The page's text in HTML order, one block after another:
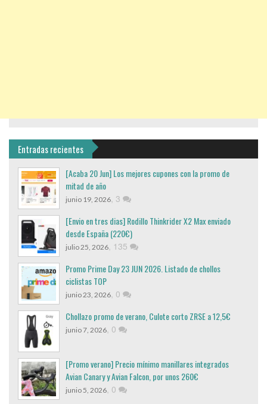
Entradas recientes
[Acaba 20 Jun] Los mejores cupones con la promo de
mitad de año
junio 19, 2026, 3
[Envio en tres dias] Rodillo Thinkrider X2 Max enviado
desde España (220€)
julio 25, 2026, 135
Promo Prime Day 23 JUN 2026. Listado de chollos
ciclistas TOP
junio 23, 2026, 0
Chollazo promo de verano, Culote corto ZRSE a 12,5€
junio 7, 2026, 0
[Promo verano] Precio mínimo manillares integrados
Avian Canary y Avian Falcon, por unos 260€
junio 5, 2026, 0